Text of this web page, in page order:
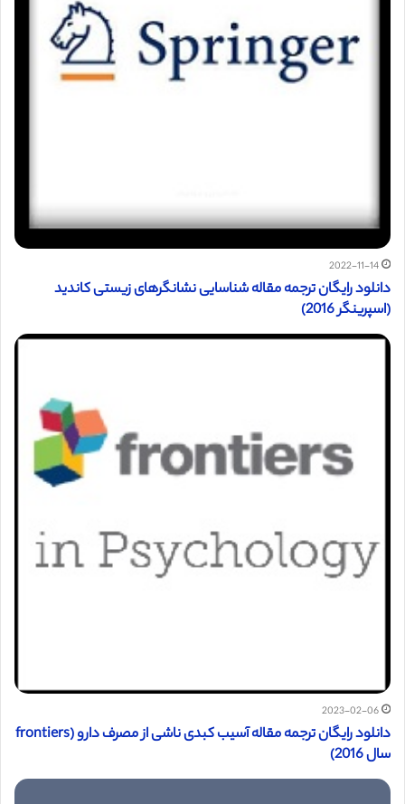
2022-11-14
دانلود رایگان ترجمه مقاله شناسایی نشانگرهای زیستی کاندید
(اسپرینگر 2016)
2023-02-06
دانلود رایگان ترجمه مقاله آسیب کبدی ناشی از مصرف دارو (frontiers
سال 2016)